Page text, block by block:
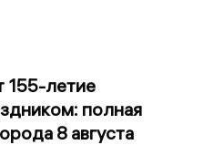
155-летие
полная
8 августа